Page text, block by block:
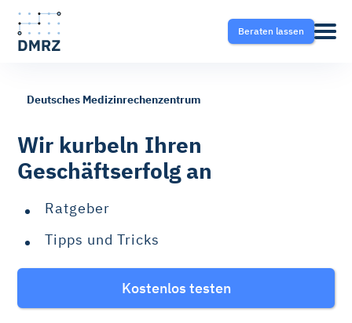
Beraten lassen
Krankentransport- und
Krankentransport-App
Fahrtvermittlung
Krankentransport
Hilfsmittel
FAQ
Deutsches Medizinrechenzentrum
Wir kurbeln Ihren
Geschäftserfolg an
Ratgeber
Tipps und Tricks
Kostenlos testen